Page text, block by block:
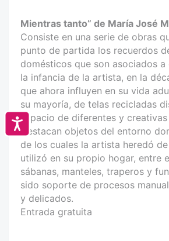
Accesibilidad
Mientras tanto” de María José
Consiste en una serie de obras
punto de partida los recuerdos
domésticos que son asociados a
la infancia de la artista, en la
que ahora influyen en su vida
su mayoría, de telas recicladas
espacio de diferentes y
Destacan objetos del entorno
de los cuales la artista heredó
utilizó en su propio hogar, entre
sábanas, manteles, traperos y
sido soporte de procesos
y delicados.
Entrada gratuita